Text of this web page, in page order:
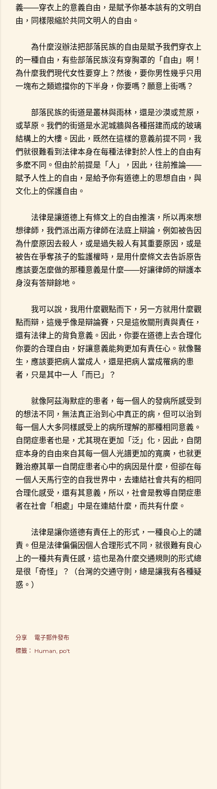
義——穿衣上的意義自由，是賦予你基本該有的文明自
由，同樣限縮於共同文明人的自由。
為什麼沒辦法把部落民族的自由是賦予我們穿衣上
的一種自由，有些部落民族沒有穿胸罩的「自由」啊！
為什麼我們現代女性要穿上？然後，要你男性幾乎只用
一塊布之類遮擋你的下半身，你要嗎？願意上街嗎？
部落民族的街道是叢林與雨林，還是沙漠或荒原，
或草原。我們的街道是水泥城牆與各種搭建而成的玻璃
結構上的大樓。因此，既然在這樣的意義前提不同，我
們就很難看到法律本身在每種法律對於人性上的自由有
多麽不同。但由於前提是「人」，因此，往前推論——
賦予人性上的自由，是給予你有道德上的思想自由，與
文化上的保護自由。
法律是讓道德上有條文上的自由推演，所以再來想
想律師，我們派出兩方律師在法庭上辯論，例如被告因
為什麼原因去殺人，或是過失殺人有其重要原因，或是
被告在爭奪孩子的監護權時，是用什麼條文去告訴原告
應該要怎麼做的那種意義是什麼——好讓律師的辯護本
身沒有答辯餘地。
我可以說，我用什麼觀點而下，另一方就用什麼觀
點而辯，這幾乎像是辯論賽，只是這攸關刑責與責任，
還有法律上的背負意義。因此，你要在道德上去合理化
你要的合理自由，好讓意義能夠更加有責任心。就像醫
生，應該要把病人當成人，還是把病人當成罹病的患
者，只是其中一人「而已」？
就像阿茲海默症的患者，每一個人的發病所感受到
的想法不同，無法真正治到心中真正的病，但可以治到
每一個人大多同樣感受上的病所理解的那種相同意義。
自閉症患者也是，尤其現在更加「泛」化，因此，自閉
症本身的自由來自其每一個人光譜更加的寬廣，也就更
難治療其單一自閉症患者心中的病因是什麼，但卻在每
一個人天馬行空的自我世界中，去連結社會共有的相同
合理化感受，還有其意義，所以，社會是教導自閉症患
者在社會「相處」中是在連結什麼，而共有什麼。
法律是讓你道德有責任上的形式，一種良心上的譴
責。但是法律偏偏因個人合理形式不同，就很難有良心
上的一種共有責任感，這也是為什麼交通規則的形式總
是很「奇怪」？（台灣的交通守則，總是讓我有各種疑
惑。）
分享
電子郵件發布
標籤： Human po't